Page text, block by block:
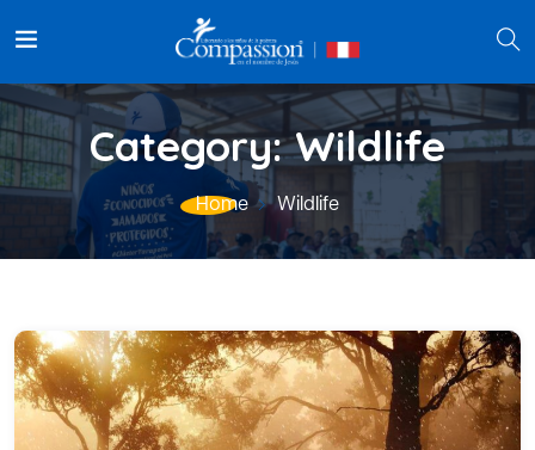
Category:Wildlife
Home Wildlife